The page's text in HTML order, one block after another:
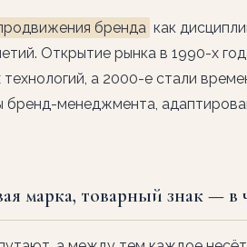
бренда как
Открытие рынка в 1990-х
а 2000-е стали
бренд-менеджмента,
марка, товарный знак — в